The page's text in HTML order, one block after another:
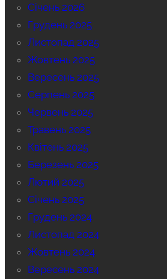
Січень 2026
Грудень 2025
Листопад 2025
Жовтень 2025
Вересень 2025
Серпень 2025
Червень 2025
Травень 2025
Квітень 2025
Березень 2025
Лютий 2025
Січень 2025
Грудень 2024
Листопад 2024
Жовтень 2024
Вересень 2024